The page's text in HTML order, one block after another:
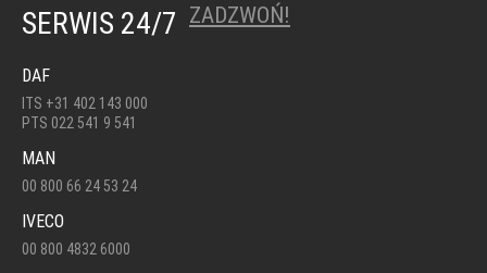
SERWIS 24/7 ZADZWOŃ!
DAF
ITS +31 402 143 000
PTS 022 541 9 541
MAN
00 800 66 24 53 24
IVECO
00 800 4832 6000